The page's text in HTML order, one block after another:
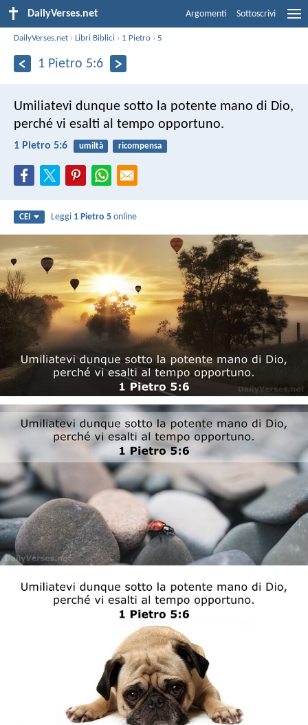
DailyVerses.net Argomenti Sottoscrivi
DailyVerses.net ›Libri Biblici › 1 Pietro ›5
1 Pietro 5:6
Umiliatevi dunque sotto la potente mano di Dio,
perché vi esalti al tempo opportuno.
1 Pietro 5:6 umiltà ricompensa
CEI Leggi 1 Pietro 5 online